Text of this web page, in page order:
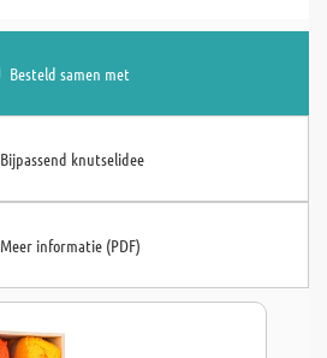
Besteld samen met
Bijpassend knutselidee
Meer informatie (PDF)